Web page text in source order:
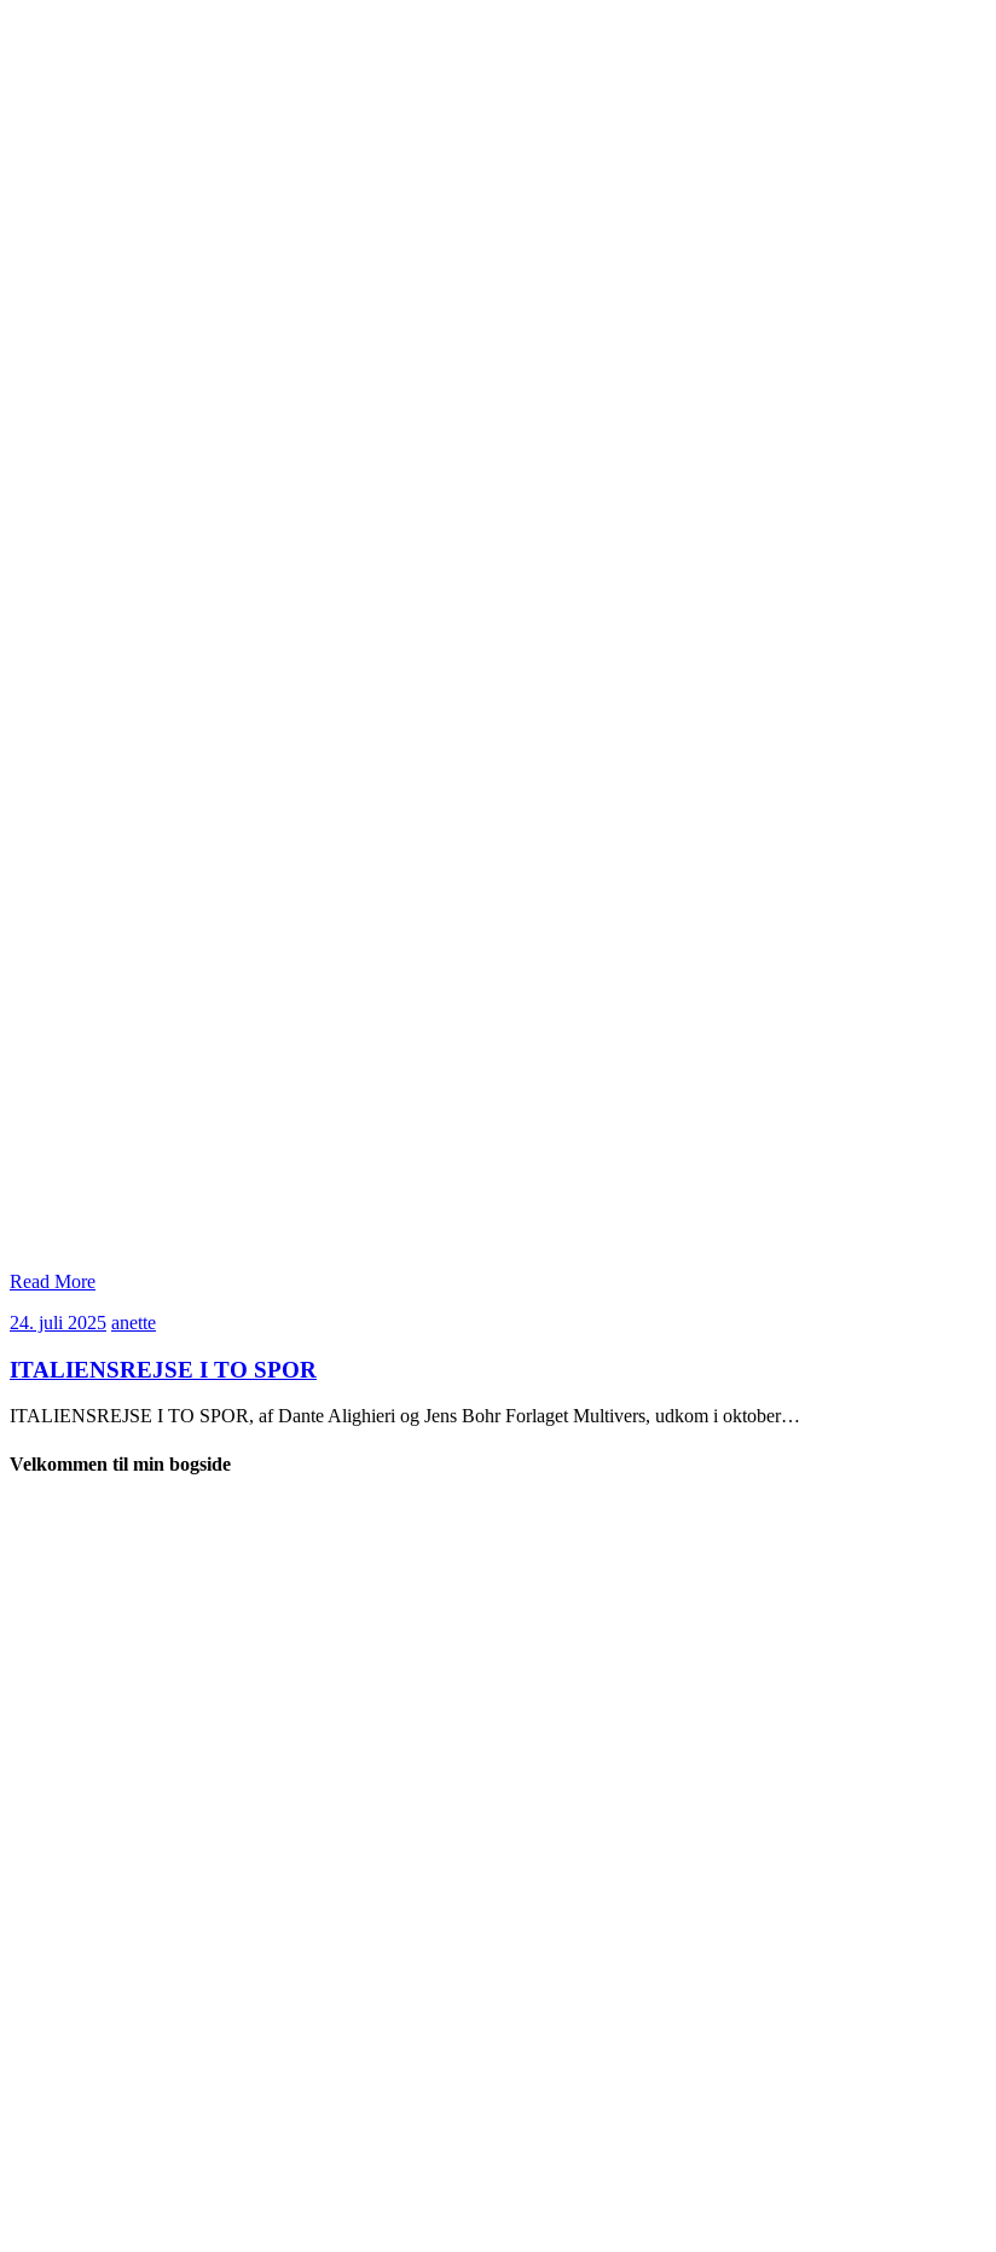
Read More
24. juli 202524.
2025
anetteanette
ITALIENSREJSE I TO SPOR
ITALIENSREJSE I TO SPOR, af Dante Alighieri og Jens Bohr Forlaget Multivers, udkom i oktober…
Velkommen til min bogside